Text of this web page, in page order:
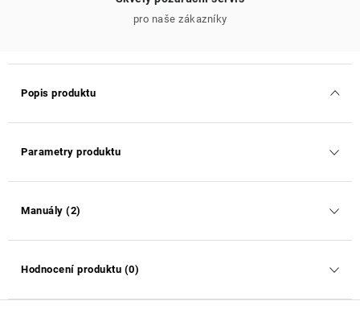
pro naše zákazníky
Popis produktu
Parametry produktu
Manuály (2)
Hodnocení produktu (0)